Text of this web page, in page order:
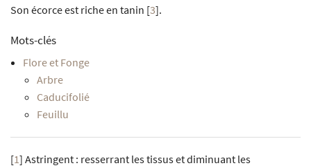
Son écorce est riche en tanin [3].
Mots-clés
Flore et Fonge
Arbre
Caducifolié
Feuillu
[1] Astringent : resserrant les tissus et diminuant les